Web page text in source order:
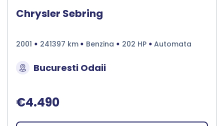
Chrysler Sebring
2001 241397 km Benzina 202 HP Automata
Bucuresti Odaii
€4.490